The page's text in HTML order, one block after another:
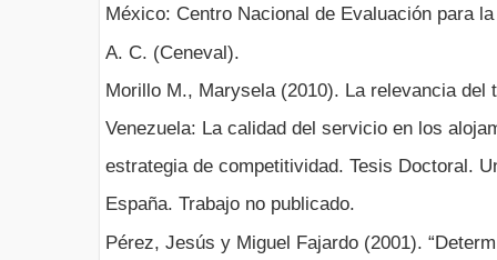
México: Centro Nacional de Evaluación para
A. C. (Ceneval).
Morillo M., Marysela (2010). La relevancia del
Venezuela: La calidad del servicio en los
estrategia de competitividad. Tesis Doctoral.
España. Trabajo no publicado.
Pérez, Jesús y Miguel Fajardo (2001).